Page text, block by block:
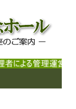
ホール